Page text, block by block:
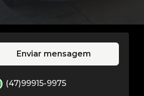
Enviar mensagem
(47)99915-9975